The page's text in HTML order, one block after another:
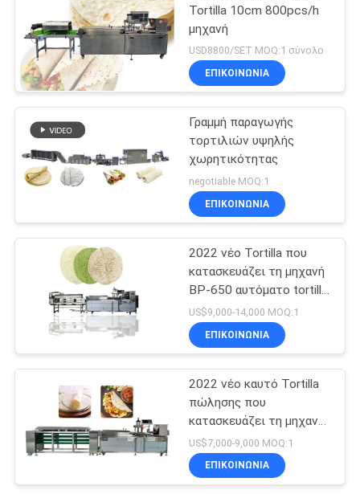
Tortilla 10cm 800pcs/h
μηχανή
USD8800/SET MOQ:1 σύνολο
ΕΠΙΚΟΙΝΩΝΊΑ
Γραμμή παραγωγής
τορτιλιών υψηλής
χωρητικότητας
negotiable MOQ:1
ΕΠΙΚΟΙΝΩΝΊΑ
2022 νέο Tortilla που
κατασκευάζει τη μηχανή
BP-650 αυτόματο tortilla
που κατασκευάζει τη
μηχανή
US$9,000-14,000 MOQ:1
ΕΠΙΚΟΙΝΩΝΊΑ
2022 νέο καυτό Tortilla
πώλησης που
κατασκευάζει τη μηχανή
BP-550 Tortilla τη
γραμμή παραγωγής
US$7,000-9,000 MOQ:1
ΕΠΙΚΟΙΝΩΝΊΑ